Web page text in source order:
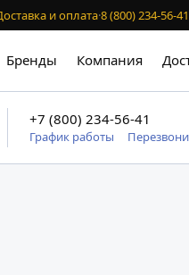
и оплата·8 (800) 234-56-41
Бренды Компания
+7 (800) 234-56-41
График работы